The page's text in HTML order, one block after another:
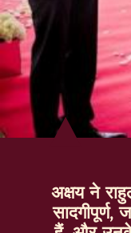
अक्षय ने